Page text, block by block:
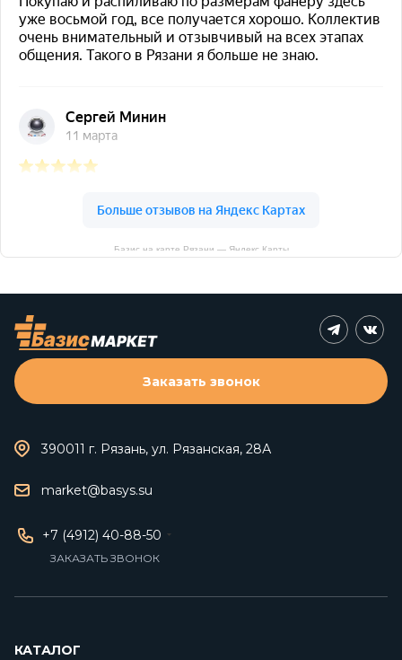
Базис на карте Рязани — Яндекс Карты
390011 г. Рязань, ул. Рязанская, 28А
market@basys.su
+7 (4912) 40-88-50
ЗАКАЗАТЬ ЗВОНОК
Заказать звонок
КАТАЛОГ